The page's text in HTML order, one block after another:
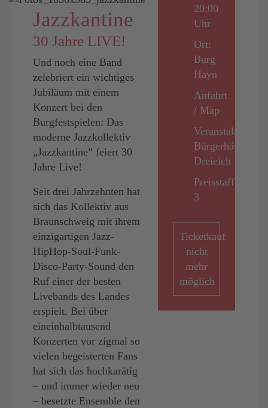
Jazzkantine
30 Jahre LIVE!
Und noch eine Band
zelebriert ein wichtiges
Jubiläum mit einem
Konzert bei den
Burgfestspielen: Das
moderne Jazzkollektiv
„Jazzkantine” feiert 30
Jahre Live!
Seit drei Jahrzehnten hat
sich das Kollektiv aus
Braunschweig mit ihrem
einzigartigen Jazz-
HipHop-Soul-Funk-
Disco-Party-Sound den
Ruf einer der besten
Livebands des Landes
erspielt. Bei über
eineinhalbtausend
Konzerten vor zigmal so
vielen begeisterten Fans
hat sich das hochkarätig
– und immer wieder neu
– besetzte Ensemble den
20:00
Uhr
Ort:
Burg
Hayn
Anfahrt
/ Map
Veranstalter:
Bürgerhäuser
Dreieich
Preisstaffel
3
Ticketkauf
nicht
mehr
möglich